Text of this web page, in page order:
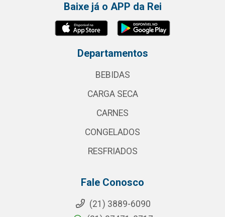
Baixe já o APP da Rei
Departamentos
BEBIDAS
CARGA SECA
CARNES
CONGELADOS
RESFRIADOS
Fale Conosco
(21) 3889-6090